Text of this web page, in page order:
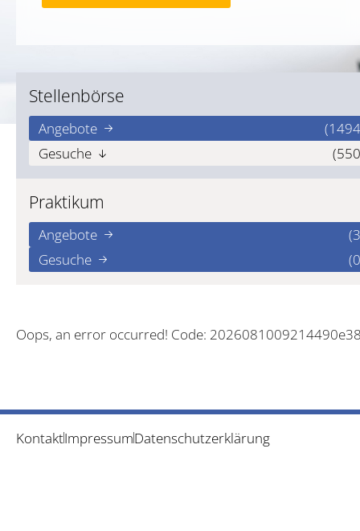
Stellenbörse
Angebote
Gesuche
Praktikum
Angebote
Gesuche
Oops, an error occurred! Code:
KontaktImpressumDatenschutzerklärung